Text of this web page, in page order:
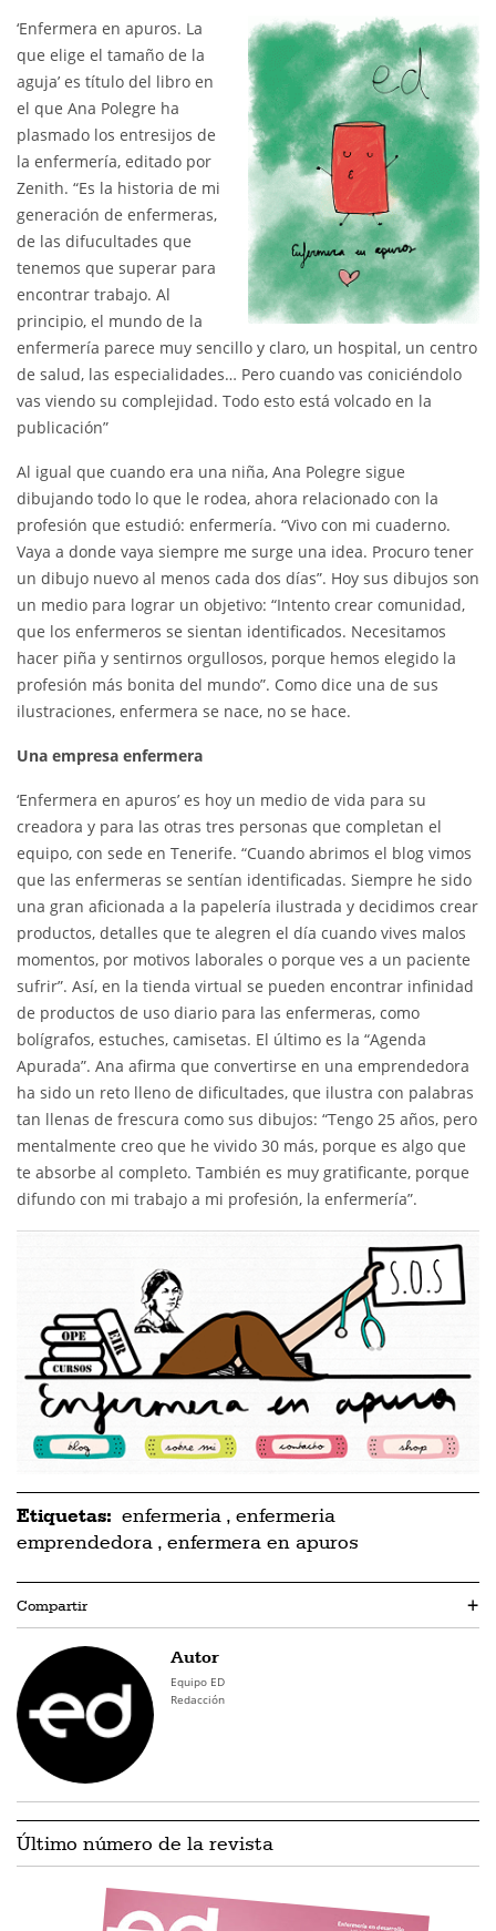
‘Enfermera en apuros. La
que elige el tamaño de la
aguja’ es título del libro en
el que Ana Polegre ha
plasmado los entresijos de
la enfermería, editado por
Zenith. “Es la historia de mi
generación de enfermeras,
de las difucultades que
tenemos que superar para
encontrar trabajo. Al
principio, el mundo de la
enfermería parece muy sencillo y claro, un hospital, un centro
de salud, las especialidades… Pero cuando vas coniciéndolo
vas viendo su complejidad. Todo esto está volcado en la
publicación”
Al igual que cuando era una niña, Ana Polegre sigue
dibujando todo lo que le rodea, ahora relacionado con la
profesión que estudió: enfermería. “Vivo con mi cuaderno.
Vaya a donde vaya siempre me surge una idea. Procuro tener
un dibujo nuevo al menos cada dos días”. Hoy sus dibujos son
un medio para lograr un objetivo: “Intento crear comunidad,
que los enfermeros se sientan identificados. Necesitamos
hacer piña y sentirnos orgullosos, porque hemos elegido la
profesión más bonita del mundo”. Como dice una de sus
ilustraciones, enfermera se nace, no se hace.
Una empresa enfermera
‘Enfermera en apuros’ es hoy un medio de vida para su
creadora y para las otras tres personas que completan el
equipo, con sede en Tenerife. “Cuando abrimos el blog vimos
que las enfermeras se sentían identificadas. Siempre he sido
una gran aficionada a la papelería ilustrada y decidimos crear
productos, detalles que te alegren el día cuando vives malos
momentos, por motivos laborales o porque ves a un paciente
sufrir”. Así, en la tienda virtual se pueden encontrar infinidad
de productos de uso diario para las enfermeras, como
bolígrafos, estuches, camisetas. El último es la “Agenda
Apurada”. Ana afirma que convertirse en una emprendedora
ha sido un reto lleno de dificultades, que ilustra con palabras
tan llenas de frescura como sus dibujos: “Tengo 25 años, pero
mentalmente creo que he vivido 30 más, porque es algo que
te absorbe al completo. También es muy gratificante, porque
difundo con mi trabajo a mi profesión, la enfermería”.
Etiquetas: enfermeria , enfermeria
emprendedora , enfermera en apuros
Compartir +
Autor
Equipo ED
Redacción
Último número de la revista